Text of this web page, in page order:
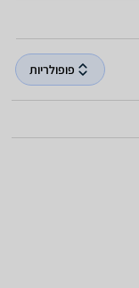
פופולריות